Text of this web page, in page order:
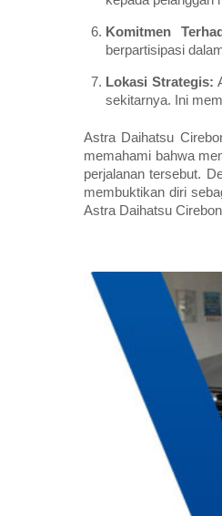
Komitmen
berpartisipasi
Lokasi Strategis:
sekitarnya. Ini
Astra Daihatsu
memahami bahwa
perjalanan tersebut.
membuktikan diri
Astra Daihatsu